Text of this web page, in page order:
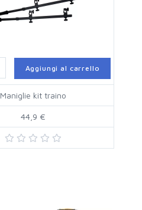
Aggiungi al carrello
Maniglie kit traino
44,9 €